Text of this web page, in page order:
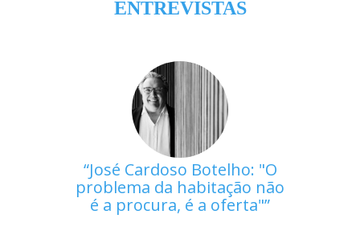
ENTREVISTAS
José Cardoso Botelho: "O
problema da habitação não
é a procura, é a oferta"